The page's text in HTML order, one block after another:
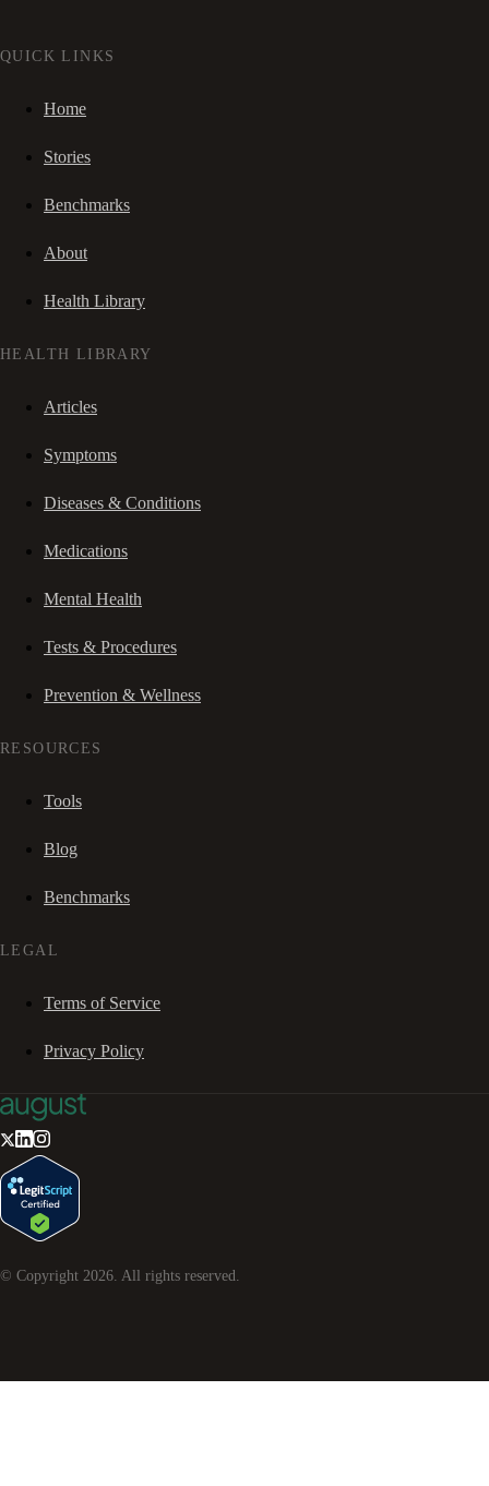
QUICK LINKS
Home
Stories
Benchmarks
About
Health Library
HEALTH LIBRARY
Articles
Symptoms
Diseases & Conditions
Medications
Mental Health
Tests & Procedures
Prevention & Wellness
RESOURCES
Tools
Blog
Benchmarks
LEGAL
Terms of Service
Privacy Policy
© Copyright 2026 . All rights reserved.